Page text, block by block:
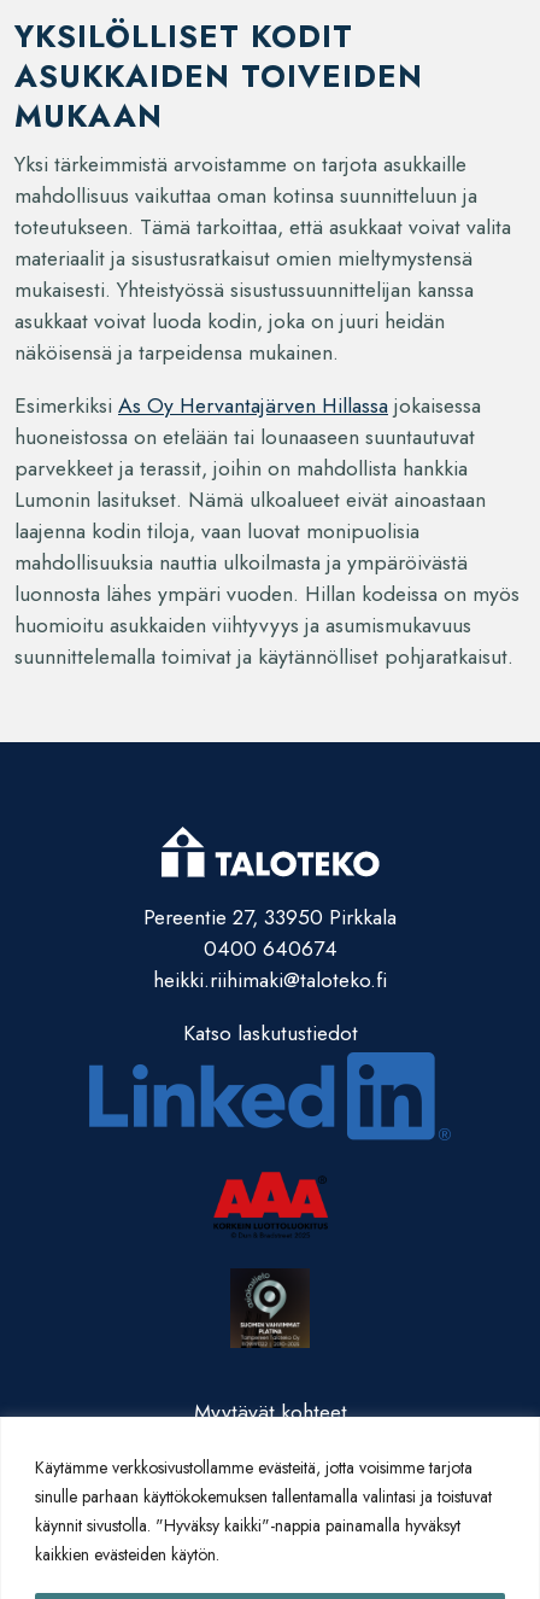
Käytämme verkkosivustollamme evästeitä, jotta voisimme tarjota
sinulle parhaan käyttökokemuksen tallentamalla valintasi ja toistuvat
käynnit sivustolla. "Hyväksy kaikki"-nappia painamalla hyväksyt
kaikkien evästeiden käytön.
YKSILÖLLISET KODIT
ASUKKAIDEN TOIVEIDEN
MUKAAN
Yksi tärkeimmistä arvoistamme on tarjota asukkaille
mahdollisuus vaikuttaa oman kotinsa suunnitteluun ja
toteutukseen. Tämä tarkoittaa, että asukkaat voivat valita
materiaalit ja sisustusratkaisut omien mieltymystensä
mukaisesti. Yhteistyössä sisustussuunnittelijan kanssa
asukkaat voivat luoda kodin, joka on juuri heidän
näköisensä ja tarpeidensa mukainen.
Esimerkiksi As Oy Hervantajärven Hillassajokaisessa
huoneistossa on etelään tai lounaaseen suuntautuvat
parvekkeet ja terassit, joihin on mahdollista hankkia
Lumonin lasitukset. Nämä ulkoalueet eivät ainoastaan
laajenna kodin tiloja, vaan luovat monipuolisia
mahdollisuuksia nauttia ulkoilmasta ja ympäröivästä
luonnosta lähes ympäri vuoden. Hillan kodeissa on myös
huomioitu asukkaiden viihtyvyys ja asumismukavuus
suunnittelemalla toimivat ja käytännölliset pohjaratkaisut.
Pereentie 27, 33950 Pirkkala
0400 640674
heikki.riihimaki@taloteko.fi
Katso laskutustiedot
Myytävät kohteet
Yritysesittely
Yhteystiedot
Artikkelit